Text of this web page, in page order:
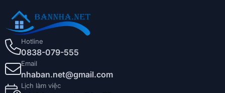
Hotline
0838-079-555
Email
nhaban.net@gmail.com
Lịch làm việc